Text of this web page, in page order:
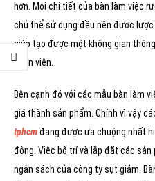
hơn. Mọi chi tiết của bàn làm việc
chủ thể sử dụng đều nên được
giúp tạo được một không gian
nhân viên.
Bên cạnh đó với các mẫu bàn làm
giá thành sản phẩm. Chính vì vậy
tphcmđang được ưa chuộng nhất
đông. Việc bố trí và lắp đặt các
ngân sách của công ty sụt giảm.